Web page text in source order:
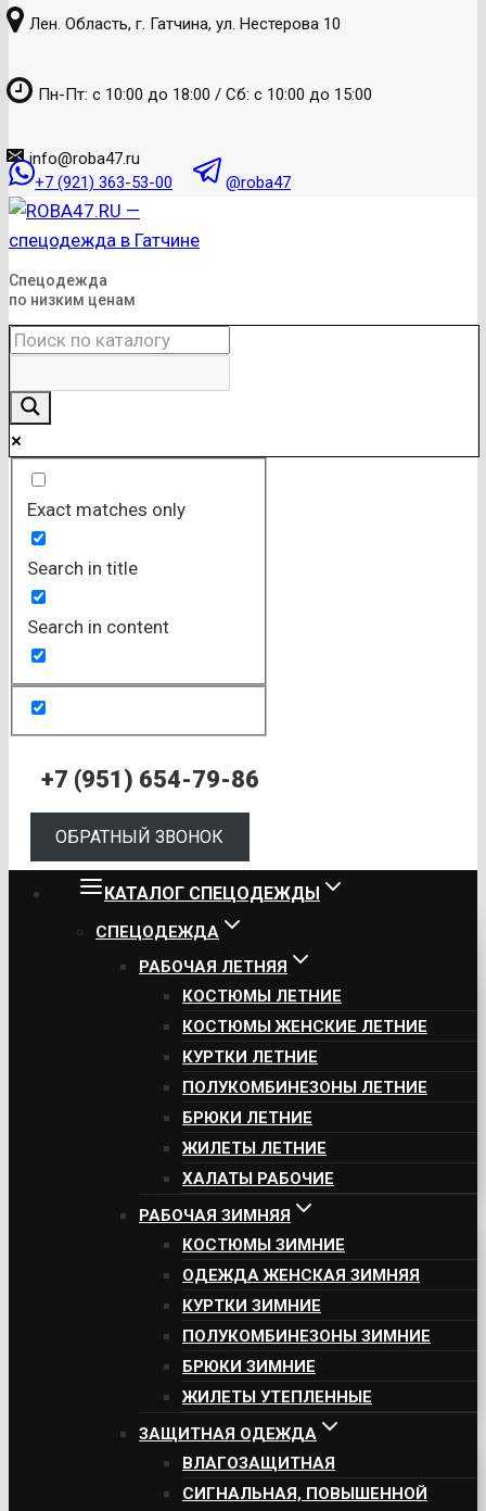
к
Лен. Область, г. Гатчина, ул. Нестерова 10
Пн-Пт: с 10:00 до 18:00 / Сб: с 10:00 до 15:00
info@roba47.ru
+7 (921) 363-53-00
@roba47
Спецодежда
по низким ценам
Exact matches only
Search in title
Search in content
+7 (951) 654-79-86
ОБРАТНЫЙ ЗВОНОК
КАТАЛОГ СПЕЦОДЕЖДЫ
СПЕЦОДЕЖДА
РАБОЧАЯ ЛЕТНЯЯ
КОСТЮМЫ ЛЕТНИЕ
КОСТЮМЫ ЖЕНСКИЕ ЛЕТНИЕ
КУРТКИ ЛЕТНИЕ
ПОЛУКОМБИНЕЗОНЫ ЛЕТНИЕ
БРЮКИ ЛЕТНИЕ
ЖИЛЕТЫ ЛЕТНИЕ
ХАЛАТЫ РАБОЧИЕ
РАБОЧАЯ ЗИМНЯЯ
КОСТЮМЫ ЗИМНИЕ
ОДЕЖДА ЖЕНСКАЯ ЗИМНЯЯ
КУРТКИ ЗИМНИЕ
ПОЛУКОМБИНЕЗОНЫ ЗИМНИЕ
БРЮКИ ЗИМНИЕ
ЖИЛЕТЫ УТЕПЛЕННЫЕ
ЗАЩИТНАЯ ОДЕЖДА
ВЛАГОЗАЩИТНАЯ
СИГНАЛЬНАЯ, ПОВЫШЕННОЙ